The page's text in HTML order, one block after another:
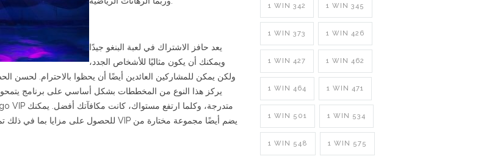
يعد حافز الاشتراك في لعبة البنغو جيدًا
ويمكنك أن يكون مثاليًا للأشخاص الجدد،
ولكن يمكن للمشاركين العائدين أيضًا أن يحظوا بالاحترام. لحسن
1 WIN 342 1 WIN 345
1 WIN 373 1 WIN 426
1 WIN 427 1 WIN 462
1 WIN 464 1 WIN 471
1 WIN 501 1 WIN 534
1 WIN 548 1 WIN 575